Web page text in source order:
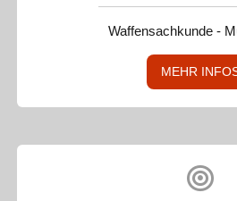
Waffensachkunde -
MEHR